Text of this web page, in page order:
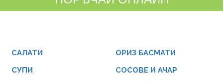
САЛАТИ
СУПИ
ОРИЗ БАСМАТИ
СОСОВЕ И АЧАР